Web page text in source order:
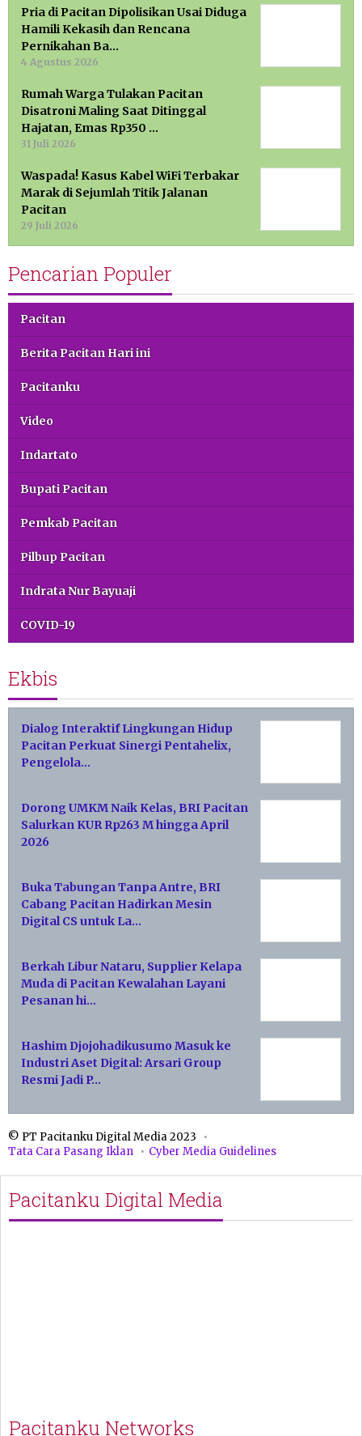
Pria di Pacitan Dipolisikan Usai Diduga
Hamili Kekasih dan Rencana
Pernikahan Ba…
4 Agustus 2026
Rumah Warga Tulakan Pacitan
Disatroni Maling Saat Ditinggal
Hajatan, Emas Rp350 …
31 Juli 2026
Waspada! Kasus Kabel WiFi Terbakar
Marak di Sejumlah Titik Jalanan
Pacitan
29 Juli 2026
Pencarian Populer
Pacitan
Berita Pacitan Hari ini
Pacitanku
Video
Indartato
Bupati Pacitan
Pemkab Pacitan
Pilbup Pacitan
Indrata Nur Bayuaji
COVID-19
Ekbis
Dialog Interaktif Lingkungan Hidup
Pacitan Perkuat Sinergi Pentahelix,
Pengelola…
Dorong UMKM Naik Kelas, BRI Pacitan
Salurkan KUR Rp263 M hingga April
2026
Buka Tabungan Tanpa Antre, BRI
Cabang Pacitan Hadirkan Mesin
Digital CS untuk La…
Berkah Libur Nataru, Supplier Kelapa
Muda di Pacitan Kewalahan Layani
Pesanan hi…
Hashim Djojohadikusumo Masuk ke
Industri Aset Digital: Arsari Group
Resmi Jadi P…
© PT Pacitanku Digital Media 2023
Tata Cara Pasang Iklan
Cyber Media Guidelines
Pacitanku Digital Media
Pacitanku Networks